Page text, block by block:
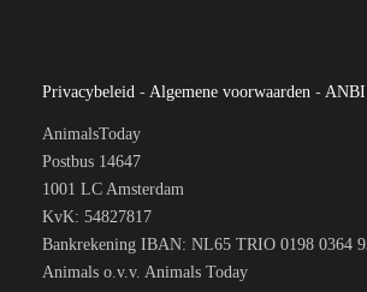
Privacybeleid - Algemene voorwaarden - ANBI
AnimalsToday
Postbus 14647
1001 LC Amsterdam
KvK: 54827817
Bankrekening IBAN: NL65 TRIO 0198 0364
Animals o.v.v. Animals Today